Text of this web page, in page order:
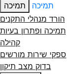
תמיכה
תמיכה
הורד מנהלי התקנים
תמיכה ופתרון בעיות
קהילה
ספקי שירות מורשים
בדוק מצב תיקון